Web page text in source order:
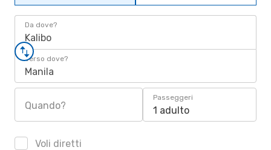
Da dove?
Kalibo
Verso dove?
Manila
Quando?
Passeggeri
1 adulto
Voli diretti